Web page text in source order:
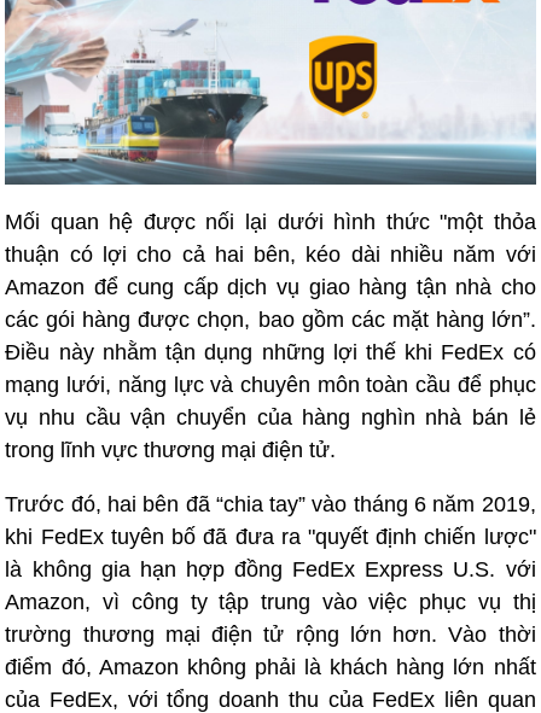
Mối quan hệ được nối lại dưới hình thức "một thỏa
thuận có lợi cho cả hai bên, kéo dài nhiều năm với
Amazon để cung cấp dịch vụ giao hàng tận nhà cho
các gói hàng được chọn, bao gồm các mặt hàng lớn”.
Điều này nhằm tận dụng những lợi thế khi FedEx có
mạng lưới, năng lực và chuyên môn toàn cầu để phục
vụ nhu cầu vận chuyển của hàng nghìn nhà bán lẻ
trong lĩnh vực thương mại điện tử.
Trước đó, hai bên đã “chia tay” vào tháng 6 năm 2019,
khi FedEx tuyên bố đã đưa ra "quyết định chiến lược"
là không gia hạn hợp đồng FedEx Express U.S. với
Amazon, vì công ty tập trung vào việc phục vụ thị
trường thương mại điện tử rộng lớn hơn. Vào thời
điểm đó, Amazon không phải là khách hàng lớn nhất
của FedEx, với tổng doanh thu của FedEx liên quan